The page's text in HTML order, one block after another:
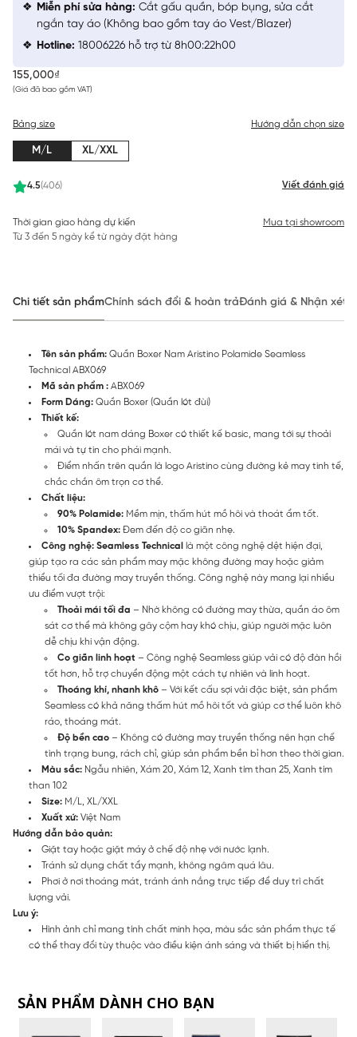
155,000₫
(Giá đã bao gồm VAT)
4.5(406) Viết đánh giá
Bảng size Hướng dẫn chọn size
M/L XL/XXL
Thời gian giao hàng dự kiến
Từ 3 đến 5 ngày kể từ ngày đặt hàng
Mua tại showroom
Miễn phí sửa hàng: Cắt gấu quần, bóp bụng, sửa cắt
ngắn tay áo (Không bao gồm tay áo Vest/Blazer)
Hotline: 18006226 hỗ trợ từ 8h00:22h00
Chi tiết sản phẩmChính sách đổi & hoàn trảĐánh giá & Nhận xét
Tên sản phẩm: Quần Boxer Nam Aristino Polamide Seamless
Technical ABX069
Mã sản phẩm : ABX069
Form Dáng: Quần Boxer (Quần lót đùi)
Thiết kế:
Quần lót nam dáng Boxer có thiết kế basic, mang tới sự thoải
mái và tự tin cho phái mạnh.
Điểm nhấn trên quần là logo Aristino cùng đường kẻ may tinh tế,
chắc chắn ôm trọn cơ thể.
Chất liệu:
90% Polamide: Mềm mịn, thấm hút mồ hôi và thoát ẩm tốt.
10% Spandex: Đem đến độ co giãn nhẹ.
Công nghệ: Seamless Technical là một công nghệ dệt hiện đại,
giúp tạo ra các sản phẩm may mặc không đường may hoặc giảm
thiểu tối đa đường may truyền thống. Công nghệ này mang lại nhiều
ưu điểm vượt trội:
Thoải mái tối đa – Nhờ không có đường may thừa, quần áo ôm
sát cơ thể mà không gây cộm hay khó chịu, giúp người mặc luôn
dễ chịu khi vận động.
Co giãn linh hoạt – Công nghệ Seamless giúp vải có độ đàn hồi
tốt hơn, hỗ trợ chuyển động một cách tự nhiên và linh hoạt.
Thoáng khí, nhanh khô – Với kết cấu sợi vải đặc biệt, sản phẩm
Seamless có khả năng thấm hút mồ hôi tốt và giúp cơ thể luôn khô
ráo, thoáng mát.
Độ bền cao – Không có đường may truyền thống nên hạn chế
tình trạng bung, rách chỉ, giúp sản phẩm bền bỉ hơn theo thời gian.
Màu sắc: Ngẫu nhiên, Xám 20, Xám 12, Xanh tím than 25, Xanh tím
than 102
Size: M/L, XL/XXL
Xuất xứ: Việt Nam
Hướng dẫn bảo quản:
Giặt tay hoặc giặt máy ở chế độ nhẹ với nước lạnh.
Tránh sử dụng chất tẩy mạnh, không ngâm quá lâu.
Phơi ở nơi thoáng mát, tránh ánh nắng trực tiếp để duy trì chất
lượng vải.
Lưu ý:
Hình ảnh chỉ mang tính chất minh họa, màu sắc sản phẩm thực tế
có thể thay đổi tùy thuộc vào điều kiện ánh sáng và thiết bị hiển thị.
SẢN PHẨM DÀNH CHO BẠN